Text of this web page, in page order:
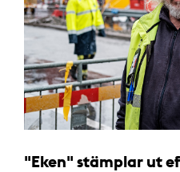
"Eken" stämplar ut